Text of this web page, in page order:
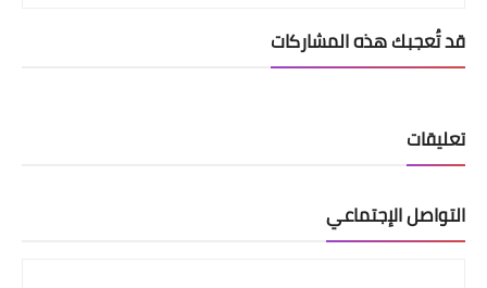
قد تُعجبك هذه المشاركات
تعليقات
التواصل الإجتماعي